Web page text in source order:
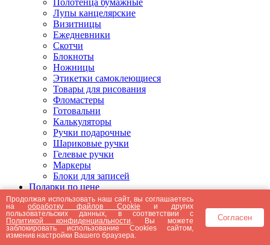
Полотенца бумажные
Лупы канцелярские
Визитницы
Ежедневники
Скотчи
Блокноты
Ножницы
Этикетки самоклеющиеся
Товары для рисования
Фломастеры
Готовальни
Калькуляторы
Ручки подарочные
Шариковые ручки
Гелевые ручки
Маркеры
Блоки для записей
Подарки по цене
Подарки от 5000 рублей
Подарки до 5000 рублей
Подарки до 3000 рублей
Подарки до 2000 рублей
Подарки до 1000 рублей
Продолжая использовать наш сайт, вы соглашаетесь
наобработку файлов Cookie и других
пользовательских данных, в соответствии с
Политикой конфиденциальности . Вы можете
заблокировать использование Cookies сайтом,
изменив настройки Вашего браузера.
Согласен